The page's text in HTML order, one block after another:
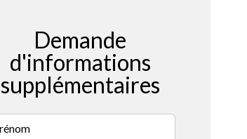
Demande
d'informations
supplémentaires